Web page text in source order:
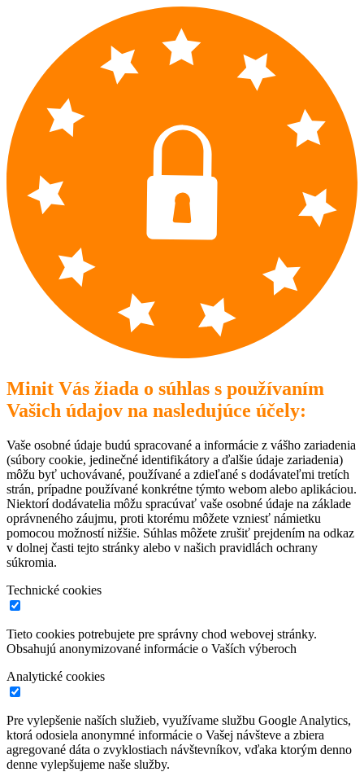
Minit Vás žiada o súhlas s používaním
Vašich údajov na nasledujúce účely:
Vaše osobné údaje budú spracované a informácie z vášho zariadenia
(súbory cookie, jedinečné identifikátory a ďalšie údaje zariadenia)
môžu byť uchovávané, používané a zdieľané s dodávateľmi tretích
strán, prípadne používané konkrétne týmto webom alebo aplikáciou.
Niektorí dodávatelia môžu spracúvať vaše osobné údaje na základe
oprávneného záujmu, proti ktorému môžete vzniesť námietku
pomocou možností nižšie. Súhlas môžete zrušiť prejdením na odkaz
v dolnej časti tejto stránky alebo v našich pravidlách ochrany
súkromia.
Technické cookies
Tieto cookies potrebujete pre správny chod webovej stránky.
Obsahujú anonymizované informácie o Vaších výberoch
Analytické cookies
Pre vylepšenie naších služieb, využívame službu Google Analytics,
ktorá odosiela anonymné informácie o Vašej návšteve a zbiera
agregované dáta o zvyklostiach návštevníkov, vďaka ktorým denno
denne vylepšujeme naše služby.